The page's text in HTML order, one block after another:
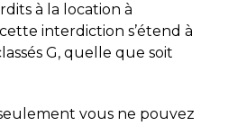
à la location à
interdiction s’étend à
G, quelle que soit
vous ne pouvez